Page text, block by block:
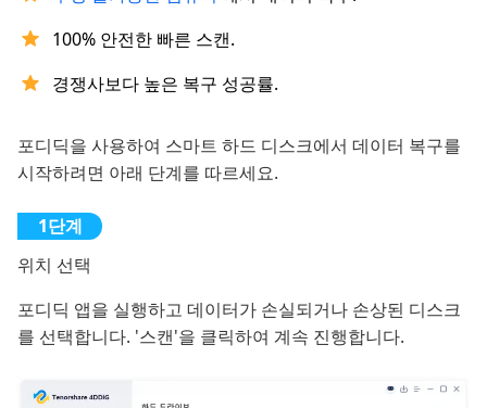
100% 안전한 빠른 스캔.
경쟁사보다 높은 복구 성공률.
포디딕을 사용하여 스마트 하드 디스크에서 데이터 복구를
시작하려면 아래 단계를 따르세요.
위치 선택
포디딕 앱을 실행하고 데이터가 손실되거나 손상된 디스크
를 선택합니다. '스캔'을 클릭하여 계속 진행합니다.